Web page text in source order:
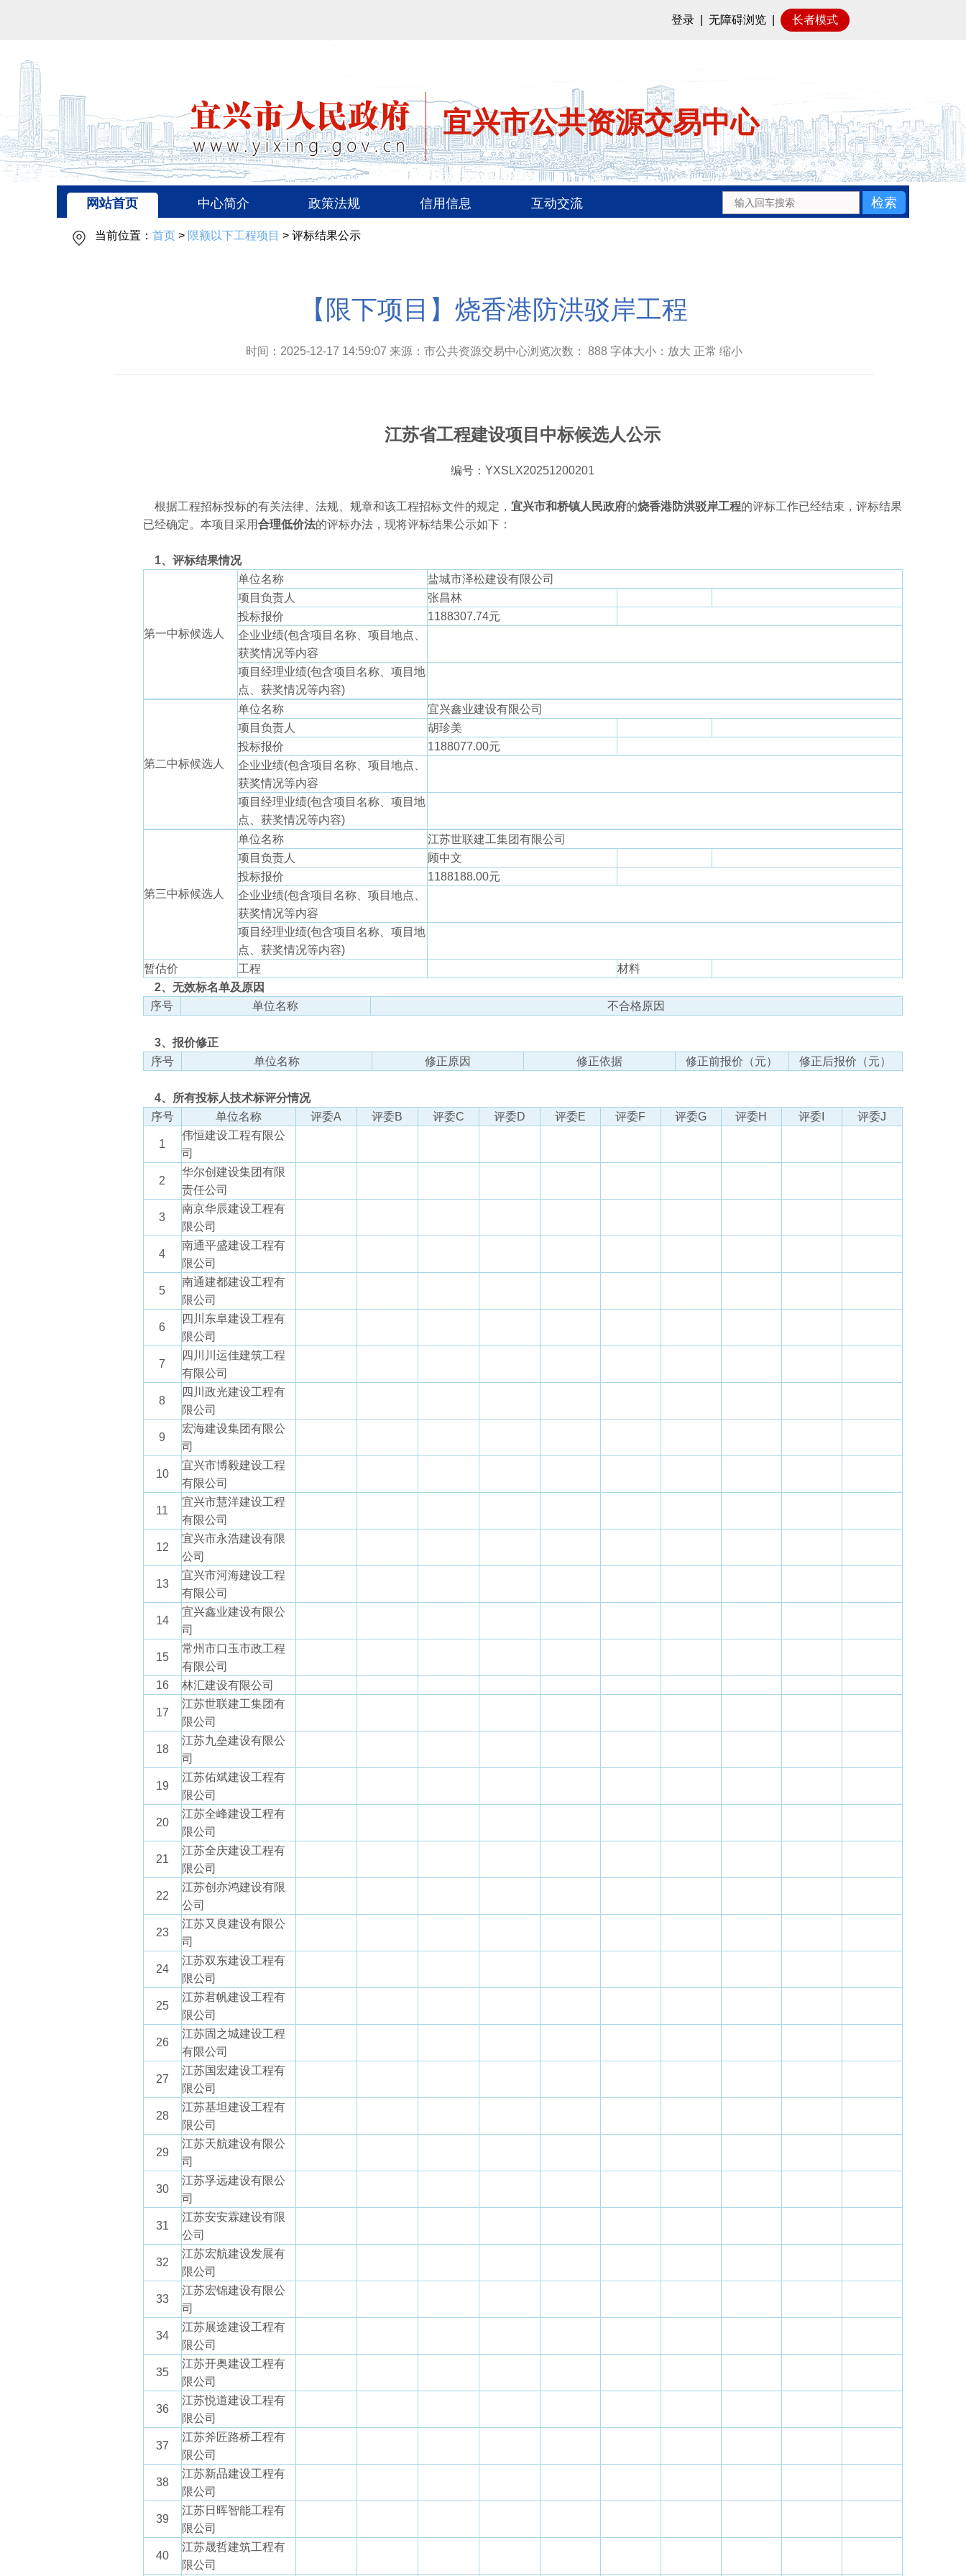
登录 无障碍浏览 长者模式
宜兴市公共资源交易中心
网站首页 中心简介 政策法规 信用信息 互动交流
当前位置： 首页> 限额以下工程项目 > 评标结果公示
【限下项目】烧香港防洪驳岸工程
时间：2025-12-17 14:59:07 来源：市公共资源交易中心浏览次数： 888 字体大小：放大 正常 缩小
江苏省工程建设项目中标候选人公示
编号：YXSLX20251200201
根据工程招标投标的有关法律、法规、规章和该工程招标文件的规定， 宜兴市和桥镇人民政府的烧香港防洪驳岸工程的评标工作已经结束，评标结果
已经确定。本项目采用合理低价法的评标办法，现将评标结果公示如下：
1、评标结果情况
第一中标候选人
单位名称
盐城市泽松建设有限公司
项目负责人
张昌林
投标报价
1188307.74元
企业业绩(包含项目名称、项目地点、
获奖情况等内容
项目经理业绩(包含项目名称、项目地
点、获奖情况等内容)
第二中标候选人
单位名称
宜兴鑫业建设有限公司
项目负责人
胡珍美
投标报价
1188077.00元
企业业绩(包含项目名称、项目地点、
获奖情况等内容
项目经理业绩(包含项目名称、项目地
点、获奖情况等内容)
第三中标候选人
单位名称
江苏世联建工集团有限公司
项目负责人
顾中文
投标报价
1188188.00元
企业业绩(包含项目名称、项目地点、
获奖情况等内容
项目经理业绩(包含项目名称、项目地
点、获奖情况等内容)
暂估价
工程
材料
2、无效标名单及原因
序号
单位名称 不合格原因
3、报价修正
序号
单位名称 修正原因 修正依据 修正前报价（元） 修正后报价（元）
4、所有投标人技术标评分情况
序号
单位名称 评委A 评委B 评委C 评委D 评委E 评委F 评委G 评委H 评委I 评委J
1
伟恒建设工程有限公
司
2
华尔创建设集团有限
责任公司
3
南京华辰建设工程有
限公司
4
南通平盛建设工程有
限公司
5
南通建都建设工程有
限公司
6
四川东阜建设工程有
限公司
7
四川川运佳建筑工程
有限公司
8
四川政光建设工程有
限公司
9
宏海建设集团有限公
司
10
宜兴市博毅建设工程
有限公司
11
宜兴市慧洋建设工程
有限公司
12
宜兴市永浩建设有限
公司
13
宜兴市河海建设工程
有限公司
14
宜兴鑫业建设有限公
司
15
常州市口玉市政工程
有限公司
16
林汇建设有限公司
17
江苏世联建工集团有
限公司
18
江苏九垒建设有限公
司
19
江苏佑斌建设工程有
限公司
20
江苏全峰建设工程有
限公司
21
江苏全庆建设工程有
限公司
22
江苏创亦鸿建设有限
公司
23
江苏又良建设有限公
司
24
江苏双东建设工程有
限公司
25
江苏君帆建设工程有
限公司
26
江苏固之城建设工程
有限公司
27
江苏国宏建设工程有
限公司
28
江苏基坦建设工程有
限公司
29
江苏天航建设有限公
司
30
江苏孚远建设有限公
司
31
江苏安安霖建设有限
公司
32
江苏宏航建设发展有
限公司
33
江苏宏锦建设有限公
司
34
江苏展途建设工程有
限公司
35
江苏开奥建设工程有
限公司
36
江苏悦道建设工程有
限公司
37
江苏斧匠路桥工程有
限公司
38
江苏新品建设工程有
限公司
39
江苏日晖智能工程有
限公司
40
江苏晟哲建筑工程有
限公司